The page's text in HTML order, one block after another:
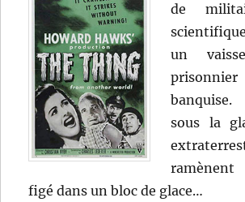
de
un
sous la
figé dans un bloc de glace…